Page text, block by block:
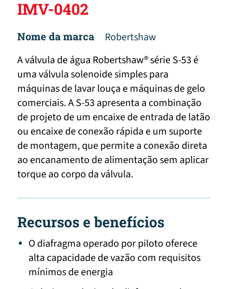
IMV-0402
Nome da marca
Robertshaw
A válvula de água Robertshaw® série S-53 é
uma válvula solenoide simples para
máquinas de lavar louça e máquinas de gelo
comerciais. A S-53 apresenta a combinação
de projeto de um encaixe de entrada de latão
ou encaixe de conexão rápida e um suporte
de montagem, que permite a conexão direta
ao encanamento de alimentação sem aplicar
torque ao corpo da válvula.
Recursos e benefícios
O diafragma operado por piloto oferece
alta capacidade de vazão com requisitos
mínimos de energia